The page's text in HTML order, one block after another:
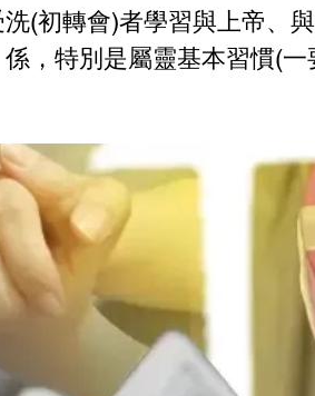
(初轉會)者學習與上帝、
係，特別是屬靈基本習慣(一